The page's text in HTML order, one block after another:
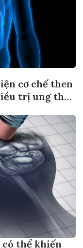
cơ chế then
trị ung thư
thể khiến